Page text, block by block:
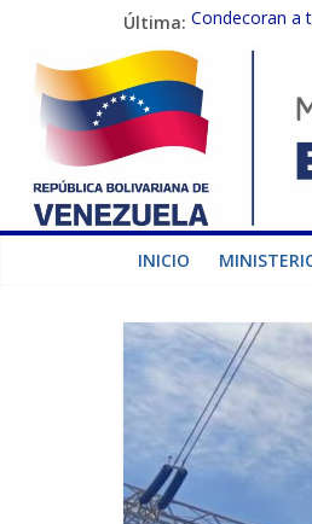
Última: Condecoran a
Gobierno
Inspeccionan
Gobierno
INICIO